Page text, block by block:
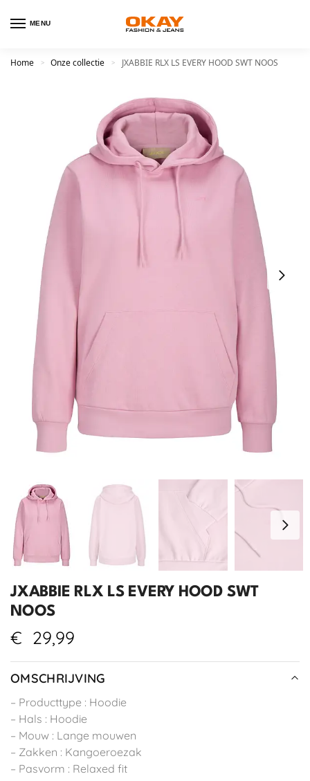
MENU
Home > Onze collectie > JXABBIE RLX LS EVERY HOOD SWT NOOS
JXABBIE RLX LS EVERY HOOD SWT
NOOS
€ 29,99
OMSCHRIJVING
– Producttype : Hoodie
– Hals : Hoodie
– Mouw : Lange mouwen
– Zakken : Kangoeroezak
– Pasvorm : Relaxed fit